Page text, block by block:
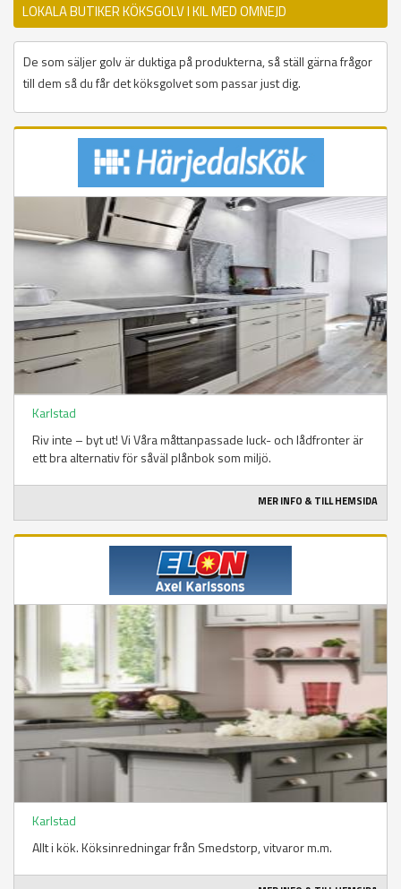
LOKALA BUTIKER KÖKSGOLV I KIL MED OMNEJD
De som säljer golv är duktiga på produkterna, så ställ gärna frågor
till dem så du får det köksgolvet som passar just dig.
Karlstad
Riv inte – byt ut! Vi Våra måttanpassade luck- och lådfronter är
ett bra alternativ för såväl plånbok som miljö.
MER INFO & TILL HEMSIDA
Karlstad
Allt i kök. Köksinredningar från Smedstorp, vitvaror m.m.